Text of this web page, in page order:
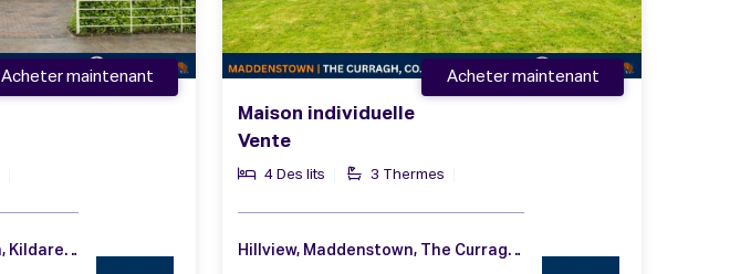
Acheter maintenant
39 Temple Mills, Rathangan, Kildare, Co. Kildare, R51 RW32
Maison individuelle
Vente
4 Des lits 3 Thermes
Acheter maintenant
Hillview, Maddenstown, The Curragh, Co. Kildare, R56 NA49